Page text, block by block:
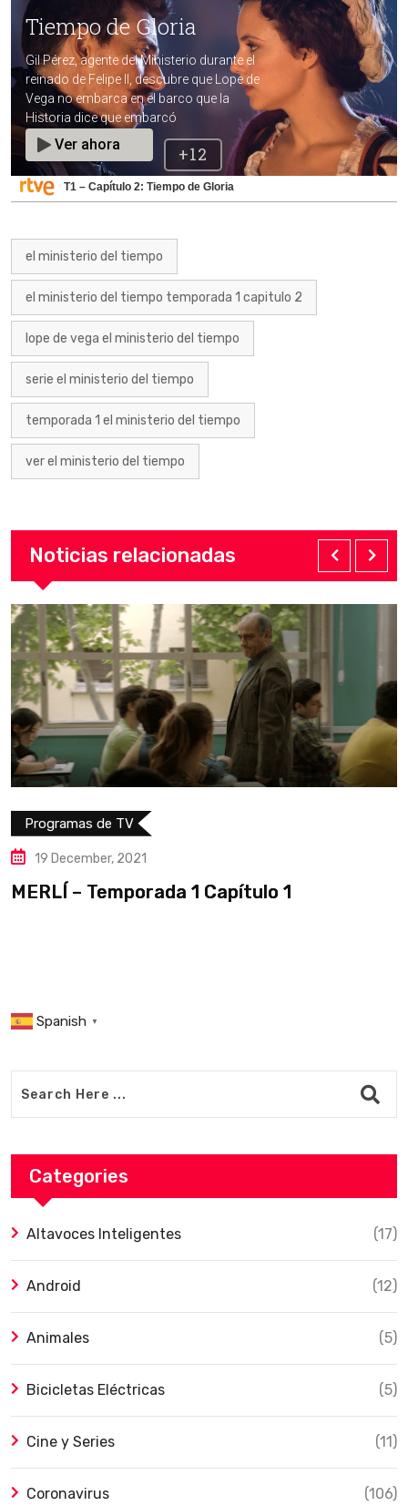
T1 – Capítulo 2: Tiempo de Gloria
el ministerio del tiempo
el ministerio del tiempo temporada 1 capitulo 2
lope de vega el ministerio del tiempo
serie el ministerio del tiempo
temporada 1 el ministerio del tiempo
ver el ministerio del tiempo
Noticias relacionadas
Programas de TV
19 December, 2021
MERLÍ – Temporada 1 Capítulo 1
Spanish ▼
Categories
Altavoces Inteligentes (17)
Android (12)
Animales (5)
Bicicletas Eléctricas (5)
Cine y Series (11)
Coronavirus (106)